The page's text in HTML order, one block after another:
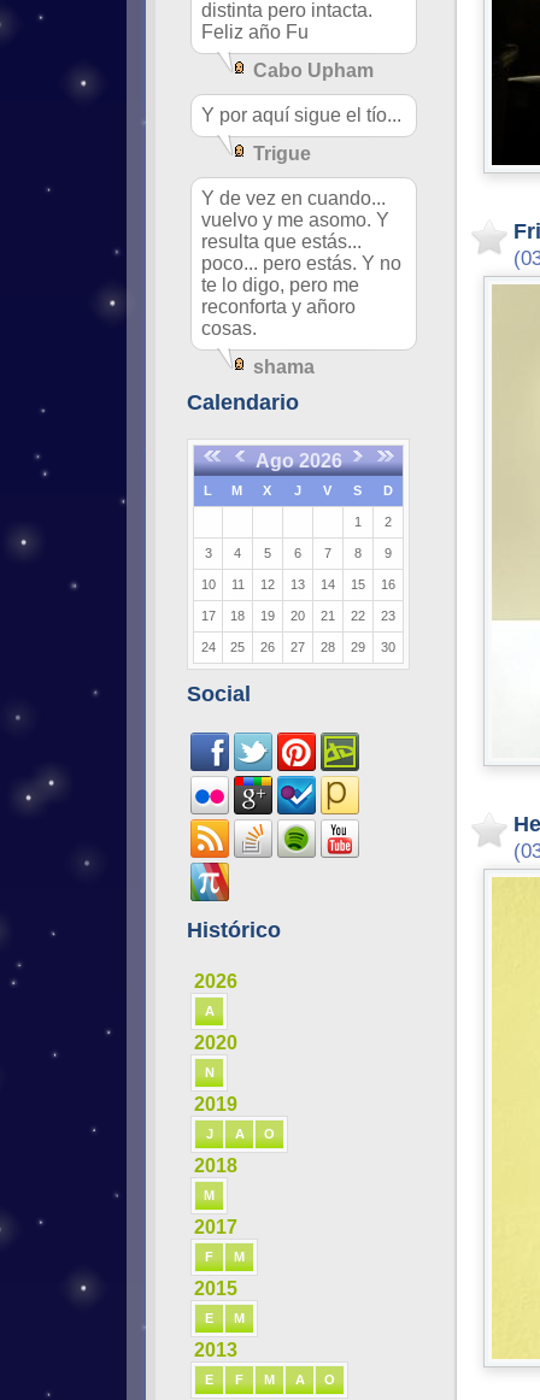
distinta pero intacta.
Feliz año Fu
Cabo Upham
Y por aquí sigue el tío...
Trigue
Y de vez en cuando...
vuelvo y me asomo. Y
resulta que estás...
poco... pero estás. Y no
te lo digo, pero me
reconforta y añoro
cosas.
shama
Calendario
Ago 2026
L M X J V S D
1 2
3 4 5 6 7 8 9
10 11 12 13 14 15 16
17 18 19 20 21 22 23
24 25 26 27 28 29 30
Social
Histórico
2026
A
2020
N
2019
J A O
2018
M
2017
F M
2015
E M
2013
E F M A O